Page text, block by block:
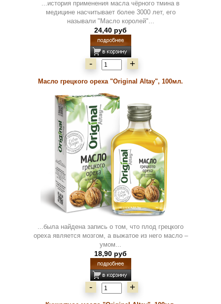
...история применения масла чёрного тмина в
медицине насчитывает более 3000 лет, его
называли "Масло королей"...
24,40 руб
- +
Масло грецкого ореха "Original Altay", 100мл.
...была найдена запись о том, что плод грецкого
ореха является мозгом, а выжатое из него масло –
умом...
18,90 руб
- +